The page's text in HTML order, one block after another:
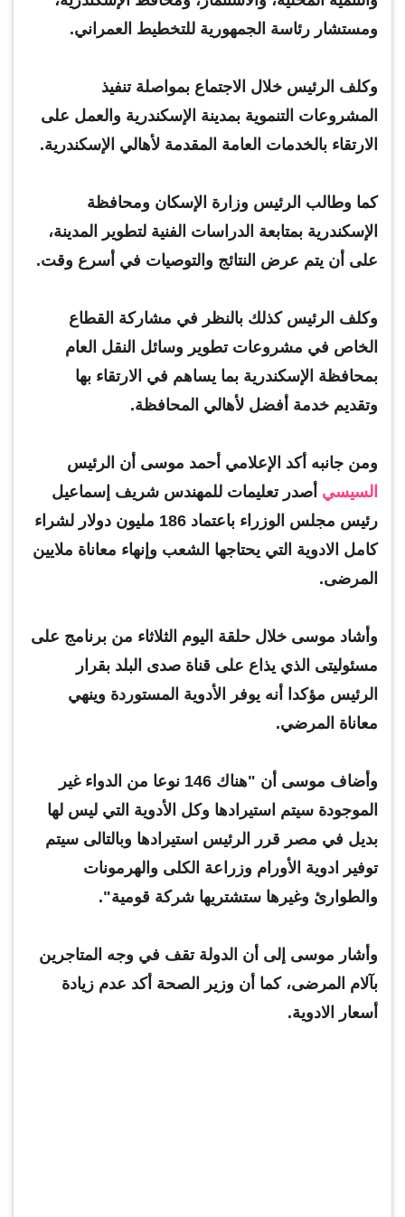
ومستشار رئاسة الجمهورية للتخطيط العمراني.
وكلف الرئيس خلال الاجتماع بمواصلة تنفيذ
المشروعات التنموية بمدينة الإسكندرية والعمل على
الارتقاء بالخدمات العامة المقدمة لأهالي الإسكندرية.
كما وطالب الرئيس وزارة الإسكان ومحافظة
الإسكندرية بمتابعة الدراسات الفنية لتطوير المدينة،
على أن يتم عرض النتائج والتوصيات في أسرع وقت.
وكلف الرئيس كذلك بالنظر في مشاركة القطاع
الخاص في مشروعات تطوير وسائل النقل العام
بمحافظة الإسكندرية بما يساهم في الارتقاء بها
وتقديم خدمة أفضل لأهالي المحافظة.
ومن جانبه أكد الإعلامي أحمد موسى أن الرئيس
السيسي أصدر تعليمات للمهندس شريف إسماعيل
رئيس مجلس الوزراء باعتماد 186 مليون دولار لشراء
كامل الادوية التي يحتاجها الشعب وإنهاء معاناة ملايين
المرضى.
وأشاد موسى خلال حلقة اليوم الثلاثاء من برنامج على
مسئوليتى الذي يذاع على قناة صدى البلد بقرار
الرئيس مؤكدا أنه يوفر الأدوية المستوردة وينهي
معاناة المرضي.
وأضاف موسى أن "هناك 146 نوعا من الدواء غير
الموجودة سيتم استيرادها وكل الأدوية التي ليس لها
بديل في مصر قرر الرئيس استيرادها وبالتالى سيتم
توفير ادوية الأورام وزراعة الكلى والهرمونات
والطوارئ وغيرها ستشتريها شركة قومية".
وأشار موسى إلى أن الدولة تقف في وجه المتاجرين
بآلام المرضى، كما أن وزير الصحة أكد عدم زيادة
أسعار الادوية.